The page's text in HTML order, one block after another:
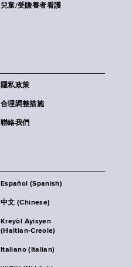
兒童/受贍養者看護
隱私政策
合理調整措施
聯絡我們
Español (Spanish)
中文 (Chinese)
Kreyòl Ayisyen
(Haitian-Creole)
Italiano (Italian)